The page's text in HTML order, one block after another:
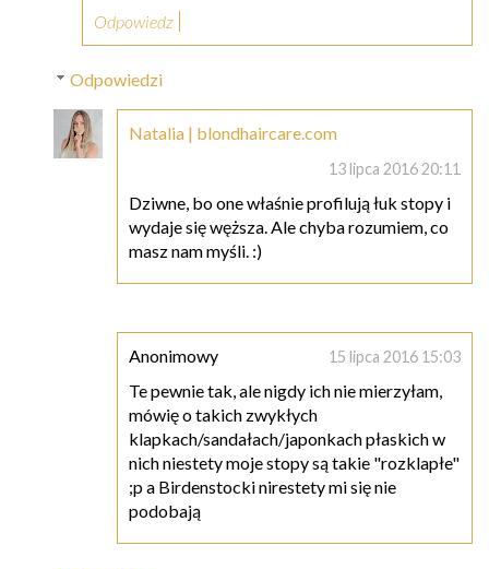
Odpowiedz
Odpowiedzi
Natalia | blondhaircare.com
13 lipca 2016 20:11
Dziwne, bo one właśnie profilują łuk stopy i
wydaje się węższa. Ale chyba rozumiem, co
masz nam myśli. :)
Anonimowy 15 lipca 2016 15:03
Te pewnie tak, ale nigdy ich nie mierzyłam,
mówię o takich zwykłych
klapkach/sandałach/japonkach płaskich w
nich niestety moje stopy są takie "rozklapłe"
;p a Birdenstocki nirestety mi się nie
podobają